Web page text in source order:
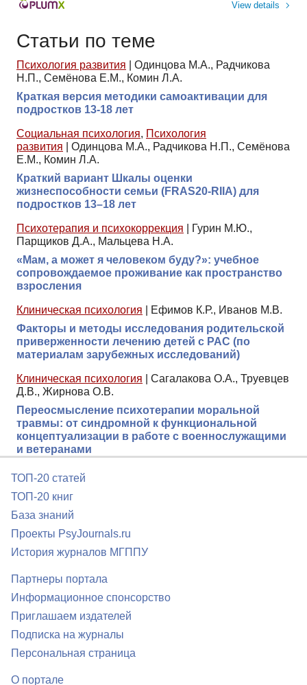
View details
Статьи по теме
Психология развития
Одинцова М.А., Радчикова
Н.П., Семёнова Е.М., Комин Л.А.
Краткая версия методики самоактивации для
подростков 13-18 лет
Социальная психология, Психология
развития
Одинцова М.А., Радчикова Н.П., Семёнова
Е.М., Комин Л.А.
Краткий вариант Шкалы оценки
жизнеспособности семьи (FRAS20-RIIА) для
подростков 13–18 лет
Психотерапия и психокоррекция
Гурин М.Ю.,
Парщиков Д.А., Мальцева Н.А.
«Мам, а может я человеком буду?»: учебное
сопровождаемое проживание как пространство
взросления
Клиническая психология
Ефимов К.Р., Иванов М.В.
Факторы и методы исследования родительской
приверженности лечению детей с РАС (по
материалам зарубежных исследований)
Клиническая психология
Сагалакова О.А., Труевцев
Д.В., Жирнова О.В.
Переосмысление психотерапии моральной
травмы: от синдромной к функциональной
концептуализации в работе с военнослужащими
и ветеранами
ТОП-20 статей
ТОП-20 книг
База знаний
Проекты PsyJournals.ru
История журналов МГППУ
Партнеры портала
Информационное спонсорство
Приглашаем издателей
Подписка на журналы
Персональная страница
О портале